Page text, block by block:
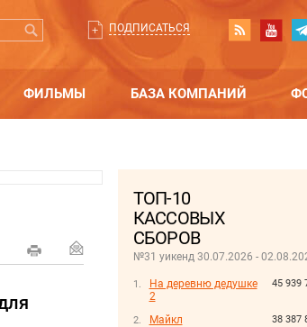
ПОДПИСАТЬСЯ
ФИЛЬМЫ БАЗА КОМПАНИЙ
ТОП-10
КАССОВЫХ
СБОРОВ
№31 уикенд 30.07.2026 -
45 939
На деревню дедушке
2
38 387
Майкл